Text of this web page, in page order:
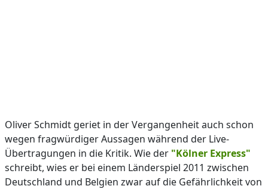
Oliver Schmidt geriet in der Vergangenheit auch schon
wegen fragwürdiger Aussagen während der Live-
Übertragungen in die Kritik. Wie der "Kölner Express"
schreibt, wies er bei einem Länderspiel 2011 zwischen
Deutschland und Belgien zwar auf die Gefährlichkeit von